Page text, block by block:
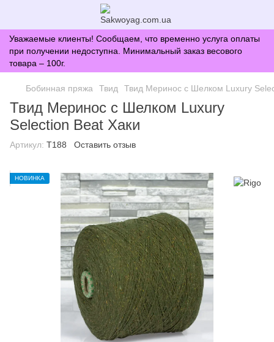
Уважаемые клиенты! Сообщаем, что временно услуга оплаты
при получении недоступна. Минимальный заказ весового
товара – 100г.
Бобинная пряжа Твид Твид Меринос с Шелком Luxury
Твид Меринос с Шелком Luxury
Selection Beat Хаки
Артикул: T188 Оставить отзыв
НОВИНКА